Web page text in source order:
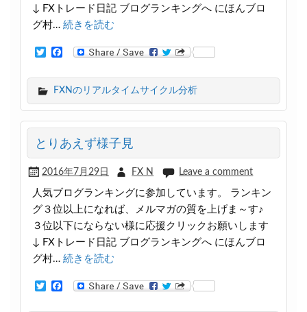
↓ FXトレード日記 ブログランキングへ にほんブロ
グ村… 続きを読む
t
e
e
b
o
k
FXNのリアルタイムサイクル分析
とりあえず様子見
2016年7月29日 FX N Leave a comment
人気ブログランキングに参加しています。 ランキン
グ３位以上になれば、メルマガの質を上げま～す♪
３位以下にならない様に応援クリックお願いします
↓ FXトレード日記 ブログランキングへ にほんブロ
グ村… 続きを読む